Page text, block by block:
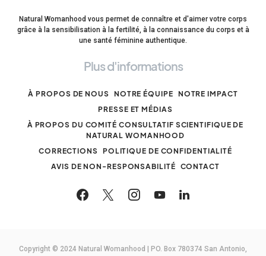
Natural Womanhood vous permet de connaître et d'aimer votre corps
grâce à la sensibilisation à la fertilité, à la connaissance du corps et à
une santé féminine authentique.
Plus d'informations
À PROPOS DE NOUS NOTRE ÉQUIPE NOTRE IMPACT
PRESSE ET MÉDIAS
À PROPOS DU COMITÉ CONSULTATIF SCIENTIFIQUE DE
NATURAL WOMANHOOD
CORRECTIONS POLITIQUE DE CONFIDENTIALITÉ
AVIS DE NON-RESPONSABILITÉ CONTACT
Copyright © 2024 Natural Womanhood | PO. Box 780374 San Antonio,